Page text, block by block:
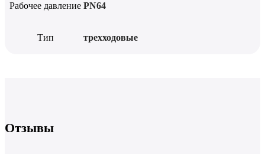
Рабочее давление PN64
Тип трехходовые
Отзывы